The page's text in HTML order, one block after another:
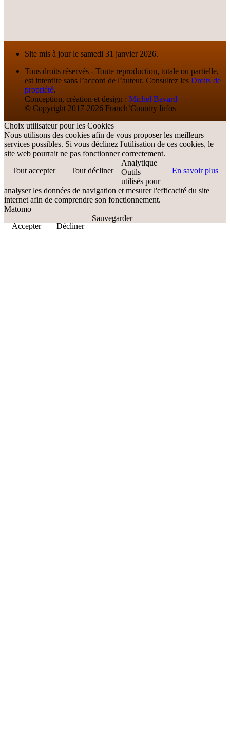
Site mis à jour le samedi 31 janvier 2026.
Tous droits réservés - Toute reproduction, totale ou partielle,
est interdite sans l’accord de l’auteur. Consultez les Droits de
propriété.
Conception, création et design : Michel Bavard
© Copyright 2017-2026 Franch’Country Infos
Choix utilisateur pour les Cookies
Nous utilisons des cookies afin de vous proposer les meilleurs
services possibles. Si vous déclinez l'utilisation de ces cookies, le
site web pourrait ne pas fonctionner correctement.
Tout accepter
Tout décliner En savoir plus
Analytique
Outils
utilisés pour
analyser les données de navigation et mesurer l'efficacité du site
internet afin de comprendre son fonctionnement.
Matomo
Accepter
Décliner
Sauvegarder